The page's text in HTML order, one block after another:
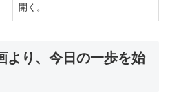
開く。
より、今日の一歩を始